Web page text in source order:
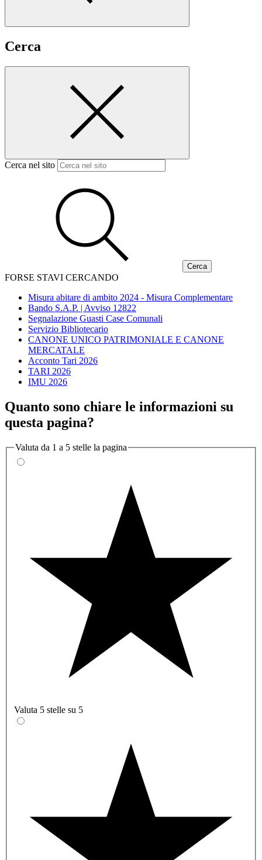
Cerca
Cerca nel sito
FORSE STAVI CERCANDO
Misura abitare di ambito 2024 - Misura Complementare
Bando S.A.P. | Avviso 12822
Segnalazione Guasti Case Comunali
Servizio Bibliotecario
CANONE UNICO PATRIMONIALE E CANONE
MERCATALE
Acconto Tari 2026
TARI 2026
IMU 2026
Quanto sono chiare le informazioni su
questa pagina?
Valuta da 1 a 5 stelle la pagina
Valuta 5 stelle su 5